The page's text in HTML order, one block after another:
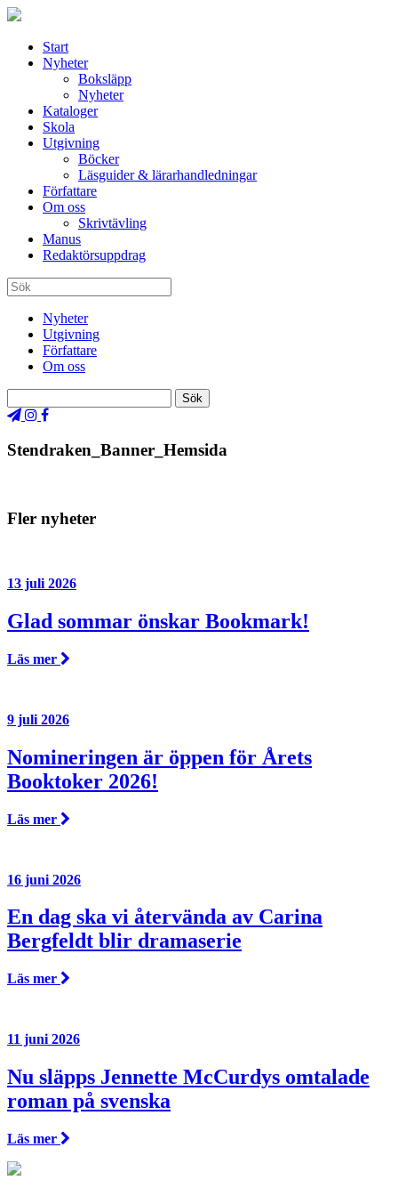
Start
Nyheter
Boksläpp
Nyheter
Kataloger
Skola
Utgivning
Böcker
Läsguider & lärarhandledningar
Författare
Om oss
Skrivtävling
Manus
Redaktörsuppdrag
Nyheter
Utgivning
Författare
Om oss
Stendraken_Banner_Hemsida
Fler nyheter
13 juli 2026
Glad sommar önskar Bookmark!
Läs mer
9 juli 2026
Nomineringen är öppen för Årets
Booktoker 2026!
Läs mer
16 juni 2026
En dag ska vi återvända av Carina
Bergfeldt blir dramaserie
Läs mer
11 juni 2026
Nu släpps Jennette McCurdys omtalade
roman på svenska
Läs mer